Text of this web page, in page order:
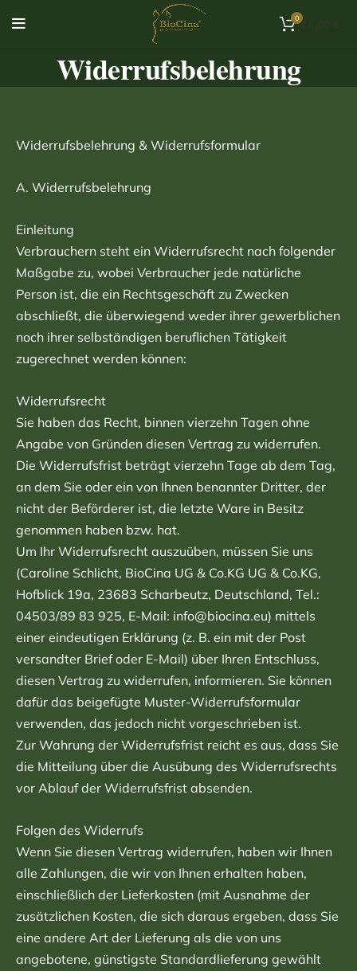
0 /
Widerrufsbelehrung
Widerrufsbelehrung & Widerrufsformular
A. Widerrufsbelehrung
Einleitung
Verbrauchern steht ein Widerrufsrecht nach folgender
Maßgabe zu, wobei Verbraucher jede natürliche
Person ist, die ein Rechtsgeschäft zu Zwecken
abschließt, die überwiegend weder ihrer gewerblichen
noch ihrer selbständigen beruflichen Tätigkeit
zugerechnet werden können:
Widerrufsrecht
Sie haben das Recht, binnen vierzehn Tagen ohne
Angabe von Gründen diesen Vertrag zu widerrufen.
Die Widerrufsfrist beträgt vierzehn Tage ab dem Tag,
an dem Sie oder ein von Ihnen benannter Dritter, der
nicht der Beförderer ist, die letzte Ware in Besitz
genommen haben bzw. hat.
Um Ihr Widerrufsrecht auszuüben, müssen Sie uns
(Caroline Schlicht, BioCina UG & Co.KG UG & Co.KG,
Hofblick 19a, 23683 Scharbeutz, Deutschland, Tel.:
04503/89 83 925, E-Mail: info@biocina.eu) mittels
einer eindeutigen Erklärung (z. B. ein mit der Post
versandter Brief oder E-Mail) über Ihren Entschluss,
diesen Vertrag zu widerrufen, informieren. Sie können
dafür das beigefügte Muster-Widerrufsformular
verwenden, das jedoch nicht vorgeschrieben ist.
Zur Wahrung der Widerrufsfrist reicht es aus, dass Sie
die Mitteilung über die Ausübung des Widerrufsrechts
vor Ablauf der Widerrufsfrist absenden.
Folgen des Widerrufs
Wenn Sie diesen Vertrag widerrufen, haben wir Ihnen
alle Zahlungen, die wir von Ihnen erhalten haben,
einschließlich der Lieferkosten (mit Ausnahme der
zusätzlichen Kosten, die sich daraus ergeben, dass Sie
eine andere Art der Lieferung als die von uns
angebotene, günstigste Standardlieferung gewählt